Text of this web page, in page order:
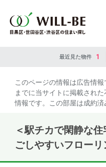
最近見た物件 1
このページの情報は広告情
までに当サイトに掲載され
情報です。この部屋は成約済
＜駅チカで閑静な
ごしやすいフローリ